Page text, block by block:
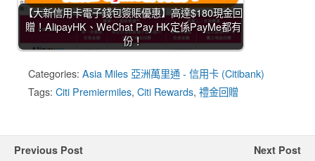
【大新信用卡電子錢包簽賬優惠】高達$180現金回
贈！AlipayHK、WeChat Pay HK定係PayMe都有
份！
Categories: Asia Miles 亞洲萬里通 - 信用卡 (Citibank)
Tags: Citi Premiermiles, Citi Rewards, 禮金回贈
Previous Post Next Post